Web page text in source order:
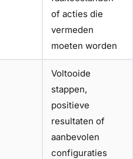
of acties die
vermeden
moeten worden
Voltooide
stappen,
positieve
resultaten of
aanbevolen
configuraties